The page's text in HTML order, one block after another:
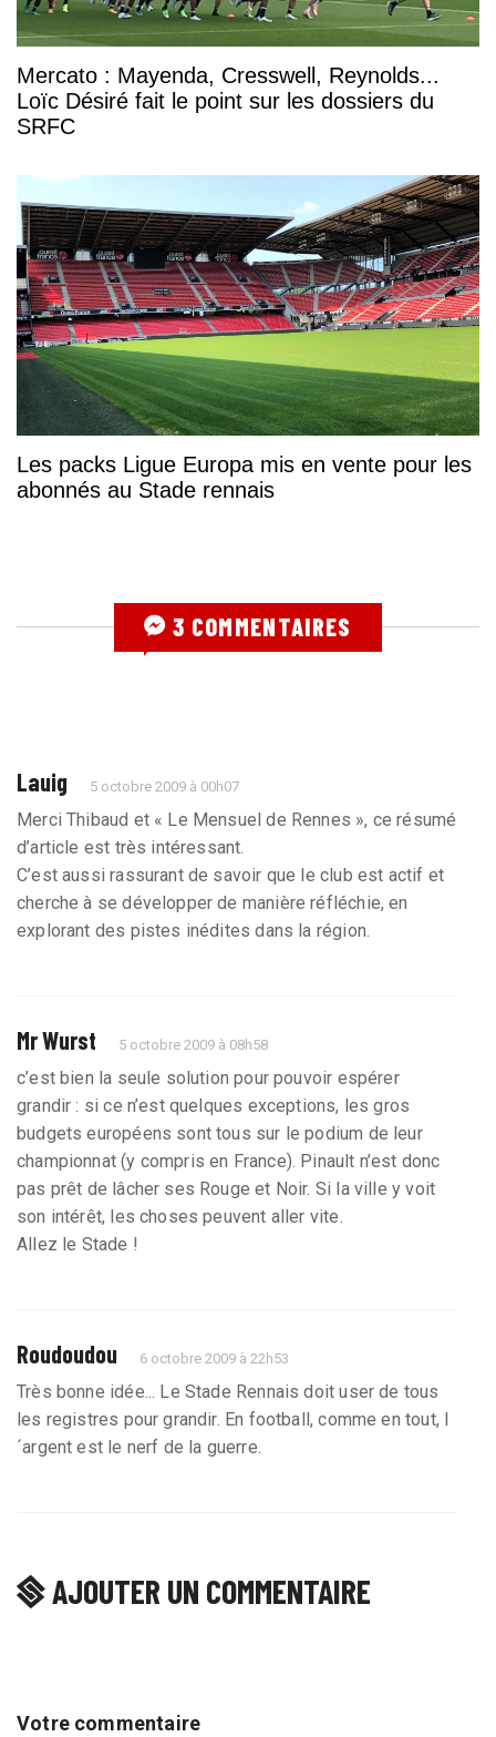
Mercato : Mayenda, Cresswell, Reynolds...
Loïc Désiré fait le point sur les dossiers du
SRFC
Les packs Ligue Europa mis en vente pour les
abonnés au Stade rennais
3 COMMENTAIRES
Lauig 5 octobre 2009 à 00h07
Merci Thibaud et « Le Mensuel de Rennes », ce résumé
d’article est très intéressant.
C’est aussi rassurant de savoir que le club est actif et
cherche à se développer de manière réfléchie, en
explorant des pistes inédites dans la région.
Mr Wurst 5 octobre 2009 à 08h58
c’est bien la seule solution pour pouvoir espérer
grandir : si ce n’est quelques exceptions, les gros
budgets européens sont tous sur le podium de leur
championnat (y compris en France). Pinault n’est donc
pas prêt de lâcher ses Rouge et Noir. Si la ville y voit
son intérêt, les choses peuvent aller vite.
Allez le Stade !
Roudoudou 6 octobre 2009 à 22h53
Très bonne idée... Le Stade Rennais doit user de tous
les registres pour grandir. En football, comme en tout, l
´argent est le nerf de la guerre.
AJOUTER UN COMMENTAIRE
Votre commentaire